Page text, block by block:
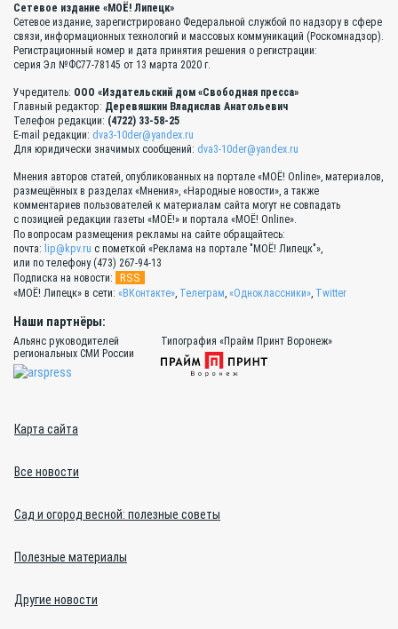
Сетевое издание «МОЁ! Липецк»
Сетевое издание, зарегистрировано Федеральной службой по надзору в сфере
связи, информационных технологий и массовых коммуникаций (Роскомнадзор).
Регистрационный номер и дата принятия решения о регистрации:
серия Эл №ФС77-78145 от 13 марта 2020 г.
Учредитель: ООО «Издательский дом «Свободная пресса»
Главный редактор: Деревяшкин Владислав Анатольевич
Телефон редакции: (4722) 33-58-25
E-mail редакции: dva3-10der@yandex.ru
Для юридически значимых сообщений: dva3-10der@yandex.ru
Мнения авторов статей, опубликованных на портале «МОЁ! Online», материалов,
размещённых в разделах «Мнения», «Народные новости», а также
комментариев пользователей к материалам сайта могут не совпадать
с позицией редакции газеты «МОЁ!» и портала «МОЁ! Online».
По вопросам размещения рекламы на сайте обращайтесь:
почта: lip@kpv.ru с пометкой «Реклама на портале "МОЁ! Липецк"»,
или по телефону (473) 267-94-13
Подписка на новости:
RSS
«МОЁ! Липецк» в сети: «ВКонтакте» Телеграм «Одноклассники» Twitter
Наши партнёры:
Альянс руководителей
региональных СМИ России
Типография «Прайм Принт Воронеж»
Карта сайта
Все новости
Сад и огород весной: полезные советы
Полезные материалы
Другие новости